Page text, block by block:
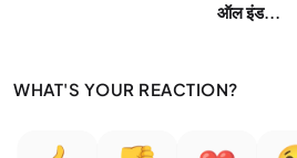
ऑल इंड...
WHAT'S YOUR REACTION?